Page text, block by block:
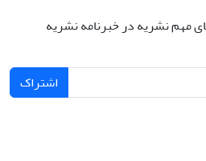
مهم نشریه در خبرنامه نشریه
اشتراک